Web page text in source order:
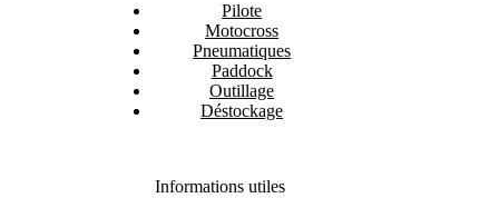
Pilote
Motocross
Pneumatiques
Paddock
Outillage
Déstockage
Informations utiles